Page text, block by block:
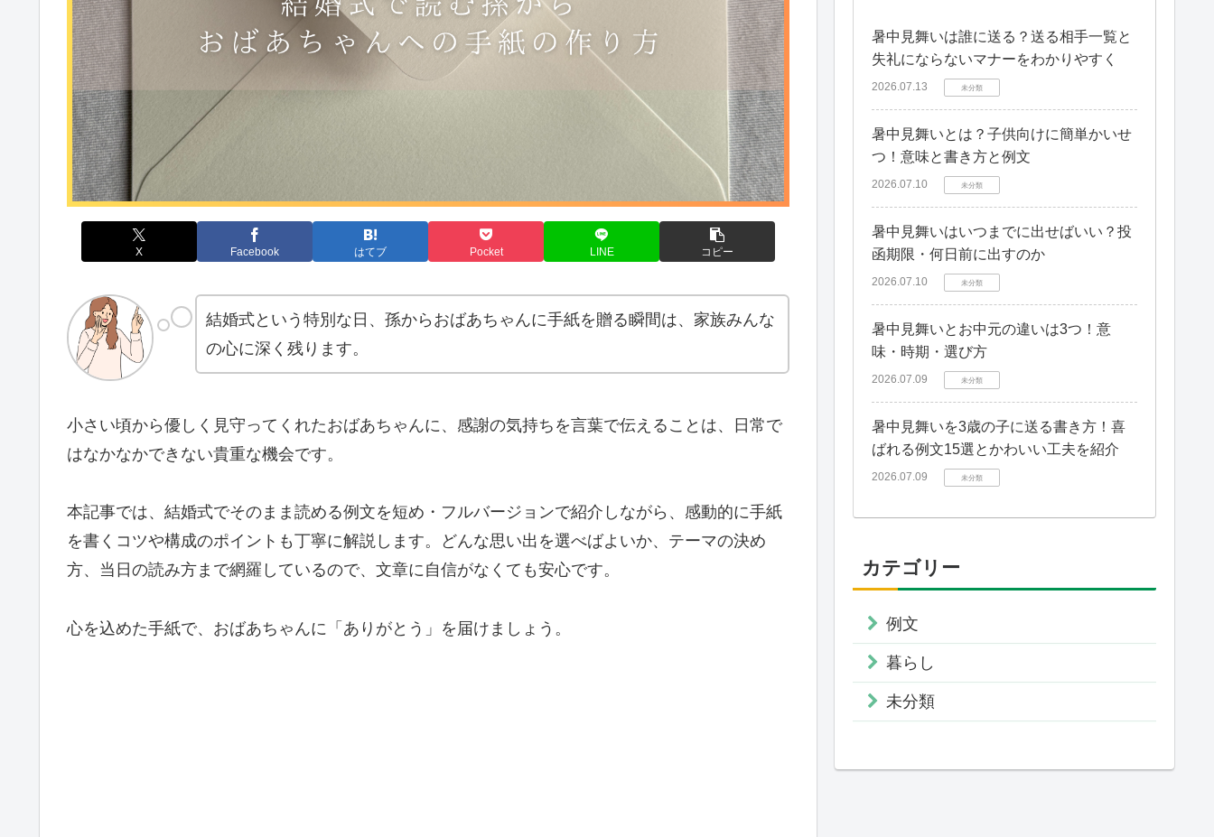
X Facebook はてブ Pocket LINE コピー
結婚式という特別な日、孫からおばあちゃんに手紙を贈る瞬間は、家族みんな
の心に深く残ります。
小さい頃から優しく見守ってくれたおばあちゃんに、感謝の気持ちを言葉で伝えることは、日常で
はなかなかできない貴重な機会です。
本記事では、結婚式でそのまま読める例文を短め・フルバージョンで紹介しながら、感動的に手紙
を書くコツや構成のポイントも丁寧に解説します。どんな思い出を選べばよいか、テーマの決め
方、当日の読み方まで網羅しているので、文章に自信がなくても安心です。
心を込めた手紙で、おばあちゃんに「ありがとう」を届けましょう。
暑中見舞いは誰に送る？送る相手一覧と
失礼にならないマナーをわかりやすく
2026.07.13 未分類
暑中見舞いとは？子供向けに簡単かいせ
つ！意味と書き方と例文
2026.07.10 未分類
暑中見舞いはいつまでに出せばいい？投
函期限・何日前に出すのか
2026.07.10 未分類
暑中見舞いとお中元の違いは3つ！意
味・時期・選び方
2026.07.09 未分類
暑中見舞いを3歳の子に送る書き方！喜
ばれる例文15選とかわいい工夫を紹介
2026.07.09 未分類
カテゴリー
例文
暮らし
未分類